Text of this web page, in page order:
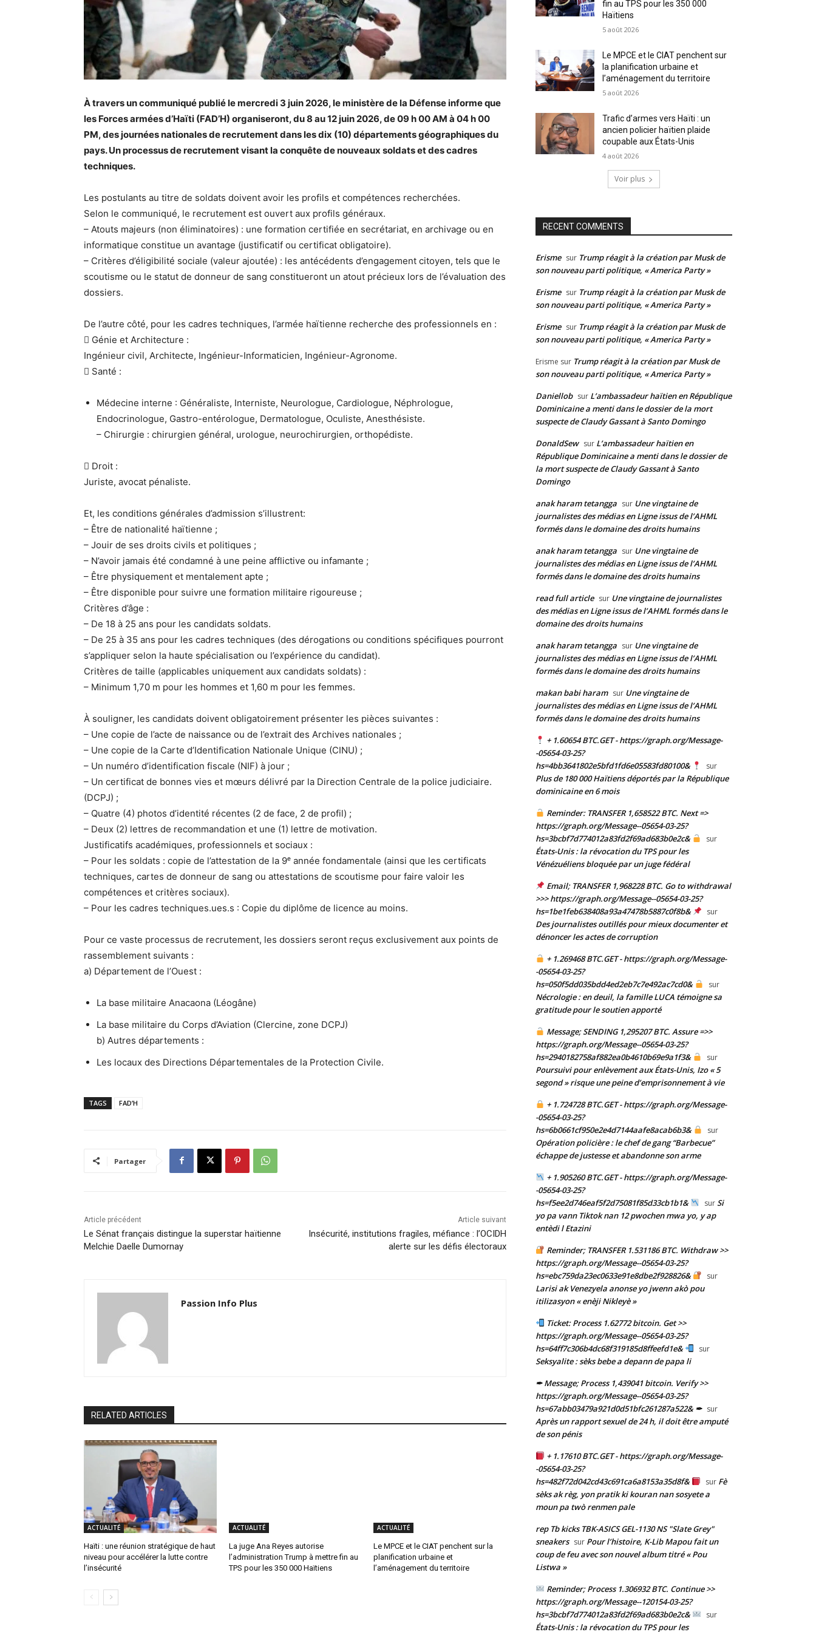
À travers un communiqué publié le mercredi 3 juin 2026, le ministère de la Défense informe que
les Forces armées d’Haïti (FAD’H) organiseront, du 8 au 12 juin 2026, de 09 h 00 AM à 04 h 00
PM, des journées nationales de recrutement dans les dix (10) départements géographiques du
pays. Un processus de recrutement visant la conquête de nouveaux soldats et des cadres
techniques.
Les postulants au titre de soldats doivent avoir les profils et compétences recherchées.
Selon le communiqué, le recrutement est ouvert aux profils généraux.
– Atouts majeurs (non éliminatoires) : une formation certifiée en secrétariat, en archivage ou en
informatique constitue un avantage (justificatif ou certificat obligatoire).
– Critères d’éligibilité sociale (valeur ajoutée) : les antécédents d’engagement citoyen, tels que le
scoutisme ou le statut de donneur de sang constitueront un atout précieux lors de l’évaluation des
dossiers.
De l’autre côté, pour les cadres techniques, l’armée haïtienne recherche des professionnels en :
 Génie et Architecture :
Ingénieur civil, Architecte, Ingénieur-Informaticien, Ingénieur-Agronome.
 Santé :
Médecine interne : Généraliste, Interniste, Neurologue, Cardiologue, Néphrologue,
Endocrinologue, Gastro-entérologue, Dermatologue, Oculiste, Anesthésiste.
– Chirurgie : chirurgien général, urologue, neurochirurgien, orthopédiste.
 Droit :
Juriste, avocat pénaliste.
Et, les conditions générales d’admission s’illustrent:
– Être de nationalité haïtienne ;
– Jouir de ses droits civils et politiques ;
– N’avoir jamais été condamné à une peine afflictive ou infamante ;
– Être physiquement et mentalement apte ;
– Être disponible pour suivre une formation militaire rigoureuse ;
Critères d’âge :
– De 18 à 25 ans pour les candidats soldats.
– De 25 à 35 ans pour les cadres techniques (des dérogations ou conditions spécifiques pourront
s’appliquer selon la haute spécialisation ou l’expérience du candidat).
Critères de taille (applicables uniquement aux candidats soldats) :
– Minimum 1,70 m pour les hommes et 1,60 m pour les femmes.
À souligner, les candidats doivent obligatoirement présenter les pièces suivantes :
– Une copie de l’acte de naissance ou de l’extrait des Archives nationales ;
– Une copie de la Carte d’Identification Nationale Unique (CINU) ;
– Un numéro d’identification fiscale (NIF) à jour ;
– Un certificat de bonnes vies et mœurs délivré par la Direction Centrale de la police judiciaire.
(DCPJ) ;
– Quatre (4) photos d’identité récentes (2 de face, 2 de profil) ;
– Deux (2) lettres de recommandation et une (1) lettre de motivation.
Justificatifs académiques, professionnels et sociaux :
– Pour les soldats : copie de l’attestation de la 9ᵉ année fondamentale (ainsi que les certificats
techniques, cartes de donneur de sang ou attestations de scoutisme pour faire valoir les
compétences et critères sociaux).
– Pour les cadres techniques.ues.s : Copie du diplôme de licence au moins.
Pour ce vaste processus de recrutement, les dossiers seront reçus exclusivement aux points de
rassemblement suivants :
a) Département de l’Ouest :
La base militaire Anacaona (Léogâne)
La base militaire du Corps d’Aviation (Clercine, zone DCPJ)
b) Autres départements :
Les locaux des Directions Départementales de la Protection Civile.
TAGS FAD’H
Partager
Article précédent
Le Sénat français distingue la superstar haïtienne
Melchie Daelle Dumornay
Article suivant
Insécurité, institutions fragiles, méfiance : l’OCIDH
alerte sur les défis électoraux
Passion Info Plus
RELATED ARTICLES
ACTUALITÉ
Haïti : une réunion stratégique de haut
niveau pour accélérer la lutte contre
l’insécurité
ACTUALITÉ
La juge Ana Reyes autorise
l’administration Trump à mettre fin au
TPS pour les 350 000 Haïtiens
ACTUALITÉ
Le MPCE et le CIAT penchent sur la
planification urbaine et
l’aménagement du territoire
fin au TPS pour les 350 000
Haïtiens
5 août 2026
Le MPCE et le CIAT penchent sur
la planification urbaine et
l’aménagement du territoire
5 août 2026
Trafic d’armes vers Haïti : un
ancien policier haïtien plaide
coupable aux États-Unis
4 août 2026
Voir plus
RECENT COMMENTS
Erisme sur Trump réagit à la création par Musk de
son nouveau parti politique, « America Party »
Erisme sur Trump réagit à la création par Musk de
son nouveau parti politique, « America Party »
Erisme sur Trump réagit à la création par Musk de
son nouveau parti politique, « America Party »
Erisme sur Trump réagit à la création par Musk de
son nouveau parti politique, « America Party »
Daniellob sur L’ambassadeur haïtien en République
Dominicaine a menti dans le dossier de la mort
suspecte de Claudy Gassant à Santo Domingo
DonaldSew sur L’ambassadeur haïtien en
République Dominicaine a menti dans le dossier de
la mort suspecte de Claudy Gassant à Santo
Domingo
anak haram tetangga sur Une vingtaine de
journalistes des médias en Ligne issus de l’AHML
formés dans le domaine des droits humains
anak haram tetangga sur Une vingtaine de
journalistes des médias en Ligne issus de l’AHML
formés dans le domaine des droits humains
read full article sur Une vingtaine de journalistes
des médias en Ligne issus de l’AHML formés dans le
domaine des droits humains
anak haram tetangga sur Une vingtaine de
journalistes des médias en Ligne issus de l’AHML
formés dans le domaine des droits humains
makan babi haram sur Une vingtaine de
journalistes des médias en Ligne issus de l’AHML
formés dans le domaine des droits humains
+ 1.60654 BTC.GET - https://graph.org/Message-
-05654-03-25?
hs=4bb3641802e5bfd1fd6e05583fd80100&
sur
Plus de 180 000 Haïtiens déportés par la République
dominicaine en 6 mois
Reminder: TRANSFER 1,658522 BTC. Next =>
https://graph.org/Message--05654-03-25?
hs=3bcbf7d774012a83fd2f69ad683b0e2c&
sur
États-Unis : la révocation du TPS pour les
Vénézuéliens bloquée par un juge fédéral
Email; TRANSFER 1,968228 BTC. Go to withdrawal
>>> https://graph.org/Message--05654-03-25?
hs=1be1feb638408a93a47478b5887c0f8b&
sur
Des journalistes outillés pour mieux documenter et
dénoncer les actes de corruption
+ 1.269468 BTC.GET - https://graph.org/Message-
-05654-03-25?
hs=050f5dd035bdd4ed2eb7c7e492ac7cd0&
sur
Nécrologie : en deuil, la famille LUCA témoigne sa
gratitude pour le soutien apporté
Message; SENDING 1,295207 BTC. Assure =>>
https://graph.org/Message--05654-03-25?
hs=2940182758af882ea0b4610b69e9a1f3&
sur
Poursuivi pour enlèvement aux États-Unis, Izo « 5
segond » risque une peine d’emprisonnement à vie
+ 1.724728 BTC.GET - https://graph.org/Message-
-05654-03-25?
hs=6b0661cf950e2e4d7144aafe8acab6b3&
sur
Opération policière : le chef de gang “Barbecue”
échappe de justesse et abandonne son arme
+ 1.905260 BTC.GET - https://graph.org/Message-
-05654-03-25?
hs=f5ee2d746eaf5f2d75081f85d33cb1b1&
surSi
yo pa vann Tiktok nan 12 pwochen mwa yo, y ap
entèdi l Etazini
Reminder; TRANSFER 1.531186 BTC. Withdraw >>
https://graph.org/Message--05654-03-25?
hs=ebc759da23ec0633e91e8dbe2f928826&
sur
Larisi ak Venezyela anonse yo jwenn akò pou
itilizasyon « enèji Nikleyè »
Ticket: Process 1.62772 bitcoin. Get >>
https://graph.org/Message--05654-03-25?
hs=64ff7c306b4dc68f319185d8ffeefd1e&
sur
Seksyalite : sèks bebe a depann de papa li
✒ Message; Process 1,439041 bitcoin. Verify >>
https://graph.org/Message--05654-03-25?
hs=67abb03479a921d0d51bfc261287a522& ✒ sur
Après un rapport sexuel de 24 h, il doit être amputé
de son pénis
+ 1.17610 BTC.GET - https://graph.org/Message-
-05654-03-25?
hs=482f72d042cd43c691ca6a8153a35d8f&
sur Fè
sèks ak règ, yon pratik ki kouran nan sosyete a
moun pa twò renmen pale
rep Tb kicks TBK-ASICS GEL-1130 NS "Slate Grey"
sneakers sur Pour l’histoire, K-Lib Mapou fait un
coup de feu avec son nouvel album titré « Pou
Listwa »
Reminder; Process 1.306932 BTC. Continue >>
https://graph.org/Message--120154-03-25?
hs=3bcbf7d774012a83fd2f69ad683b0e2c&
sur
États-Unis : la révocation du TPS pour les